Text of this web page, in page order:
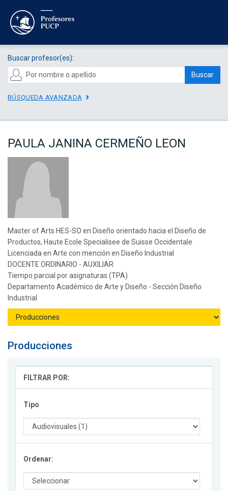
Buscar profesor(es):
Buscar
BÚSQUEDA AVANZADA
PAULA JANINA CERMEÑO LEON
Master of Arts HES-SO en Diseño orientado hacia el Diseño de
Productos, Haute Ecole Specialisee de Suisse Occidentale
Licenciada en Arte con mención en Diseño Industrial
DOCENTE ORDINARIO - AUXILIAR
Tiempo parcial por asignaturas (TPA)
Departamento Académico de Arte y Diseño - Sección Diseño
Industrial
Producciones
FILTRAR POR:
Tipo
Ordenar: